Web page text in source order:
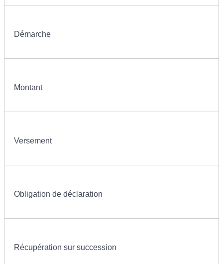
Démarche
Montant
Versement
Obligation de déclaration
Récupération sur succession